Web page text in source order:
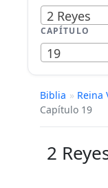
2 Reyes
CAPÍTULO
19
Biblia » Reina
Capítulo 19
2